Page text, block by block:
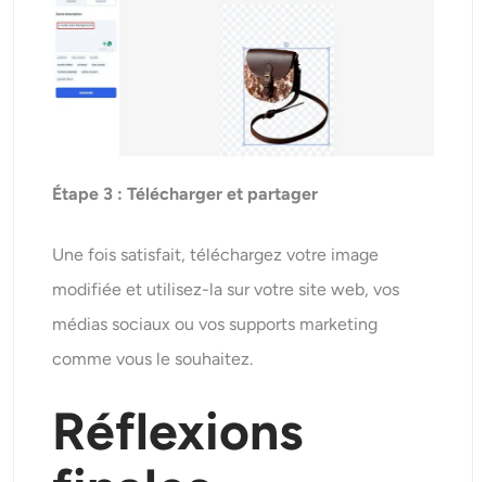
Étape 3 : Télécharger et partager
Une fois satisfait, téléchargez votre image
modifiée et utilisez-la sur votre site web, vos
médias sociaux ou vos supports marketing
comme vous le souhaitez.
Réflexions